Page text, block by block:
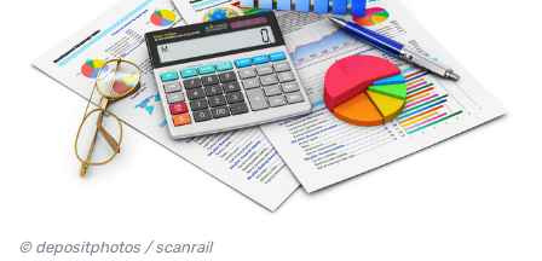
© depositphotos / scanrail